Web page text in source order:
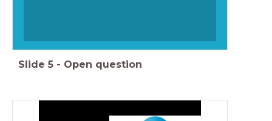
Slide 5 - Open question